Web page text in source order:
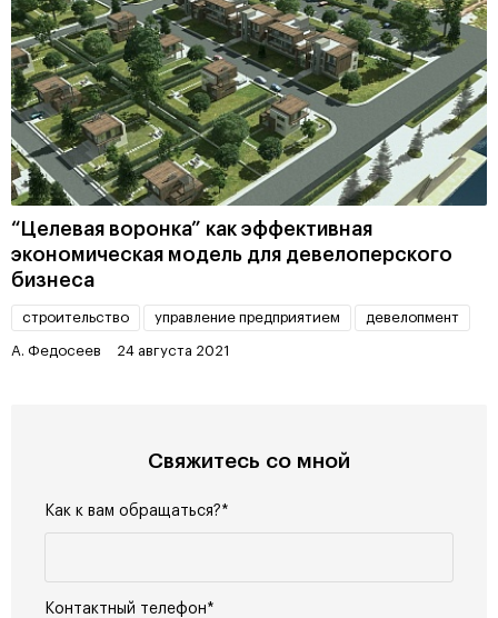
“Целевая воронка” как эффективная
экономическая модель для девелоперского
бизнеса
строительство управление предприятием девелопмент
А. Федосеев 24 августа 2021
Свяжитесь со мной
Как к вам обращаться?*
Контактный телефон*